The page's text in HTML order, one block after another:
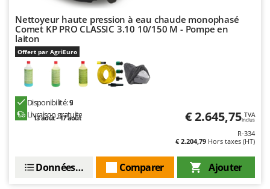
ZGrills
Zodiac
Zomax
Nettoyeur haute pression à eau chaude monophasé
Comet KP PRO CLASSIC 3.10 10/150 M - Pompe en
laiton
Offert par AgriEuro
Disponibilité:9
Livraison gratuite
13 août - 17 août € 2.645,75 TVA
Inclus
R-334
€ 2.204,79 Hors taxes (HT)
Ajouter
Comparer
Données techniques